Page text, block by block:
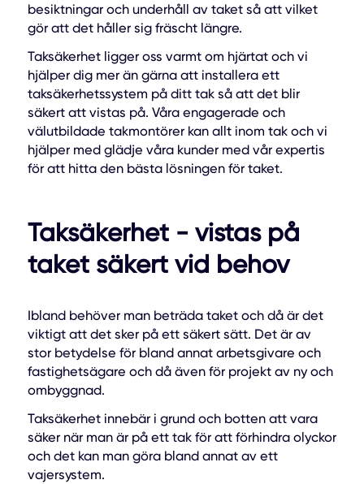
besiktningar och underhåll av taket så att vilket
gör att det håller sig fräscht längre.
Taksäkerhet ligger oss varmt om hjärtat och vi
hjälper dig mer än gärna att installera ett
taksäkerhetssystem på ditt tak så att det blir
säkert att vistas på. Våra engagerade och
välutbildade takmontörer kan allt inom tak och vi
hjälper med glädje våra kunder med vår expertis
för att hitta den bästa lösningen för taket.
Taksäkerhet - vistas på
taket säkert vid behov
Ibland behöver man beträda taket och då är det
viktigt att det sker på ett säkert sätt. Det är av
stor betydelse för bland annat arbetsgivare och
fastighetsägare och då även för projekt av ny och
ombyggnad.
Taksäkerhet innebär i grund och botten att vara
säker när man är på ett tak för att förhindra olyckor
och det kan man göra bland annat av ett
vajersystem.